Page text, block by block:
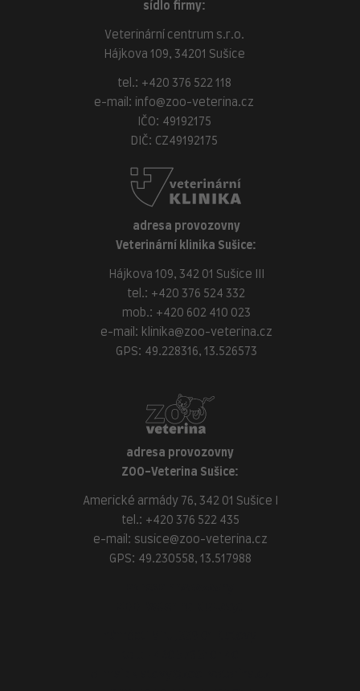
sídlo firmy:
Veterinární centrum s.r.o.
Hájkova 109, 34201 Sušice
tel.: +420 376 522 118
e-mail:
info@zoo-veterina.cz
IČO: 49192175
DIČ: CZ49192175
adresa provozovny
Veterinární klinika Sušice:
Hájkova 109, 342 01 Sušice III
tel.: +420 376 524 332
mob.: +420 602 410 023
e-mail: klinika@zoo-veterina.cz
GPS: 49.228316, 13.526573
adresa provozovny
ZOO-Veterina Sušice:
Americké armády 76, 342 01 Sušice I
tel.: +420 376 522 435
e-mail: susice@zoo-veterina.cz
GPS: 49.230558, 13.517988